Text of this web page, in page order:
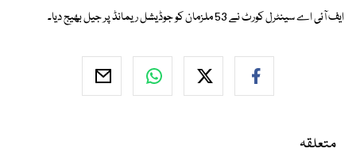
ایف آئی اے سینٹرل کورٹ نے 53 ملزمان کو جوڈیشل ریمانڈ پر جیل بھیج دیا۔
متعلقہ